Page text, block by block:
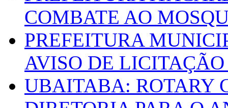
COMBATE AO
PREFEITURA
AVISO DE LICITAÇÃO
UBAITABA: ROTARY